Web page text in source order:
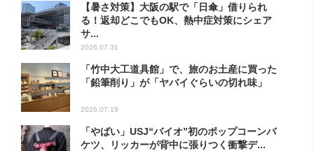
【暑さ対策】大阪の駅で「日傘」借りられ
る！返却どこでもOK、熱中症対策にシェア
サ...
2026.07.31
「竹中大工道具館」で、旅のお土産に買った
「鉛筆削り」が「ヤバイぐらいの切れ味」
2026.07.19
「やばい」USJ“バイオ”初のポップコーンバ
ケツ、リッカーが背中に張りつく衝撃デ...